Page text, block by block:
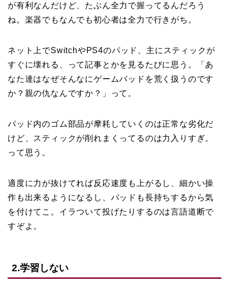
が有利なんだけど、たぶん全力で握ってるんだろう
ね。楽器でもなんでも初心者は全力で行きがち。
ネット上でSwitchやPS4のパッド、主にスティックが
すぐに壊れる、って記事とかを見るたびに思う。「あ
なた達はなぜそんなにゲームパッドを荒く扱うのです
か？親の仇なんですか？」って。
パッド内のゴム部品が摩耗していくのは正常な劣化だ
けど、スティックが削れまくってるのは力入りすぎ。
って思う。
適度に力が抜けてれば反応速度も上がるし、細かい操
作も出来るようになるし、パッドも長持ちするから気
を付けてこ。イラついて投げたりするのは言語道断で
すぞよ。
2.学習しない